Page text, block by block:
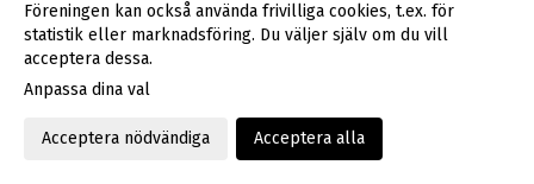
Matilda Vinberg uttagen till landskamper mot Norge 2018-09-06 16:52
Enskede IK F/P09 blir Players escort på Friends 10/9 2018-09-04 16:29
Svensk breddfotboll skapar värden för miljarder
Enskede IK:s styrelse 2018
Föreningen kan också använda frivilliga cookies, t.ex. för
statistik eller marknadsföring. Du väljer själv om du vill
acceptera dessa.
Anpassa dina val
Acceptera nödvändiga Acceptera alla